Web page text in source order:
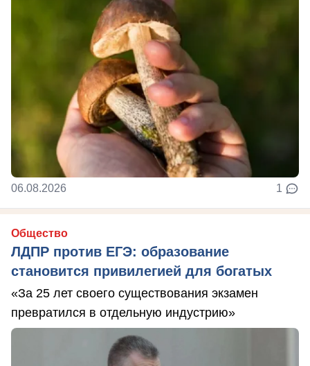
06.08.2026 1
Общество
ЛДПР против ЕГЭ: образование
становится привилегией для богатых
«За 25 лет своего существования экзамен
превратился в отдельную индустрию»